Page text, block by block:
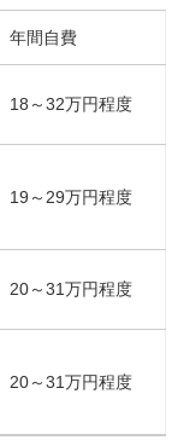
年間自費
18～32万円程度
19～29万円程度
20～31万円程度
20～31万円程度